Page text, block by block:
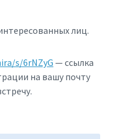
лиц.
s/6rNZyG — ссылка
на вашу почту